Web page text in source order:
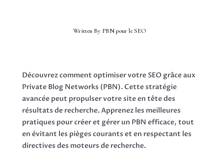
Written By PBN pour le SEO
Découvrez comment optimiser votre SEO grâce aux
Private Blog Networks (PBN). Cette stratégie
avancée peut propulser votre site en tête des
résultats de recherche. Apprenez les meilleures
pratiques pour créer et gérer un PBN efficace, tout
en évitant les pièges courants et en respectant les
directives des moteurs de recherche.